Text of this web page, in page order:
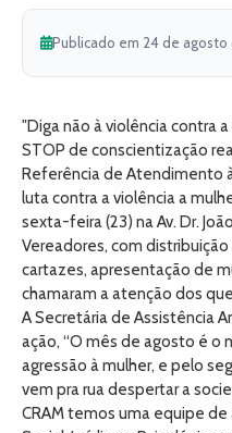
Publicado em 24 de agosto
"Diga não à violência contra
STOP de conscientização
Referência de Atendimento
luta contra a violência a
sexta-feira (23) na Av. Dr.
Vereadores, com
cartazes, apresentação de
chamaram a atenção dos
A Secretária de Assistência
ação, “O mês de agosto é o
agressão à mulher, e pelo
vem pra rua despertar a
CRAM temos uma equipe